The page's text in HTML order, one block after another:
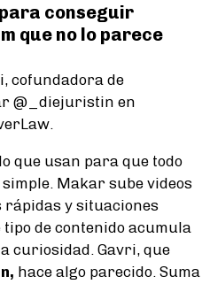
conseguir
que no lo parece
cofundadora de
@_diejuristin en
que usan para que todo
Makar sube videos
rápidas y situaciones
de contenido acumula
curiosidad. Gavri, que
hace algo parecido. Suma